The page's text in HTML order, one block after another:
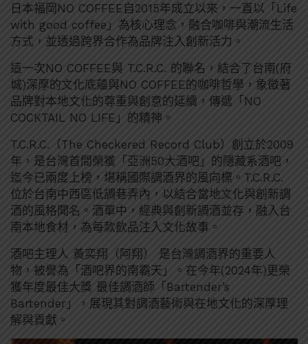
日本福岡NO COFFEE自2015年成立以來，一直以「Life
with good coffee」為核心理念，融合咖啡與潮流生活
方式，並透過跨界合作為品牌注入創新活力。
這一次NO COFFEE與 T.C.R.C. 的聯名，結合了台南(府
城)深厚的文化底蘊與NO COFFEE的咖啡哲學，象徵著
品牌對本地文化的尊重與創意的延續，傳遞「NO
COCKTAIL NO LIFE」的精神。
T.C.R.C.（The Checkered Record Club）創立於2009
年，是台灣首間榮獲「亞洲50大酒吧」的隱藏系酒吧，
迄今已兩度上榜，堪稱國際調酒界的風向標。T.C.R.C.
位於台南中西區低調巷弄內，以結合當地文化與創新調
酒的風格聞名。酒單中，經典與創新調酒並存，融入台
南本地食材，為每款飲品注入文化故事。
酒吧主理人 黃奕翔（阿翔） 是台灣調酒界的重要人
物，被譽為「酒吧界的南霸天」。在今年(2024年)更榮
獲年度最佳大獎 最佳調酒師「Bartender’s
Bartender」，展現其對調酒藝術與在地文化的深厚理
解與貢獻。